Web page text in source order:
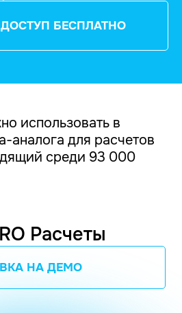
БЕСПЛАТНО
использовать в
аналога для расчетов
среди 93 000
Расчеты
НА ДЕМО